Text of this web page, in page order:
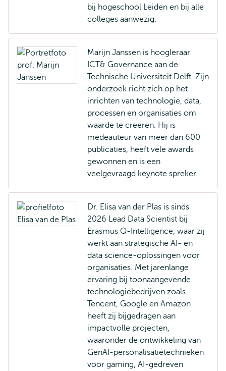
bij hogeschool Leiden en bij alle
colleges aanwezig.
Marijn Janssen is hoogleraar
ICT& Governance aan de
Technische Universiteit Delft. Zijn
onderzoek richt zich op het
inrichten van technologie, data,
processen en organisaties om
waarde te creëren. Hij is
medeauteur van meer dan 600
publicaties, heeft vele awards
gewonnen en is een
veelgevraagd keynote spreker.
Dr. Elisa van der Plas is sinds
2026 Lead Data Scientist bij
Erasmus Q-Intelligence, waar zij
werkt aan strategische AI- en
data science-oplossingen voor
organisaties. Met jarenlange
ervaring bij toonaangevende
technologiebedrijven zoals
Tencent, Google en Amazon
heeft zij bijgedragen aan
impactvolle projecten,
waaronder de ontwikkeling van
GenAI-personalisatietechnieken
voor gaming, AI-gedreven